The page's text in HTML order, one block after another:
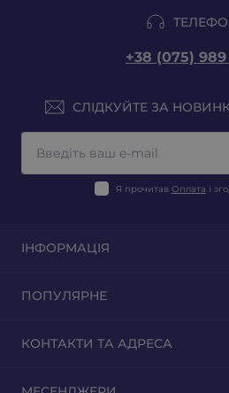
+38 (075)
СЛІДКУЙТЕ ЗА
Я прочитав Оплата і
ІНФОРМАЦІЯ
Відгуки
Повернення товару
ПОПУЛЯРНЕ
Тютюн для гільз
КОНТАКТИ ТА АДРЕСА